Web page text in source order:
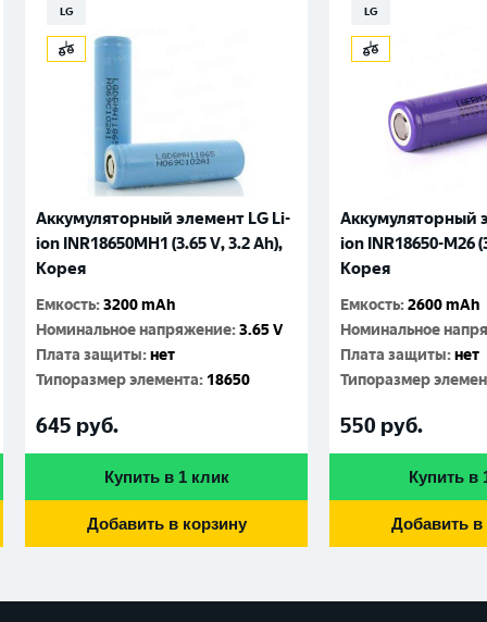
LG
Аккумуляторный элемент LG Li-
ion INR18650MH1 (3.65 V, 3.2 Аh),
Корея
Емкость:3200 mAh
Номинальное напряжение:3.65 V
Плата защиты:нет
Типоразмер элемента: 18650
645 руб.
Купить в 1 клик
Добавить в корзину
LG
Аккумуляторный
ion INR18650-M26
Корея
Емкость:2600 mAh
Номинальное
Плата защиты:нет
Типоразмер
550 руб.
Купить в
Добавить в